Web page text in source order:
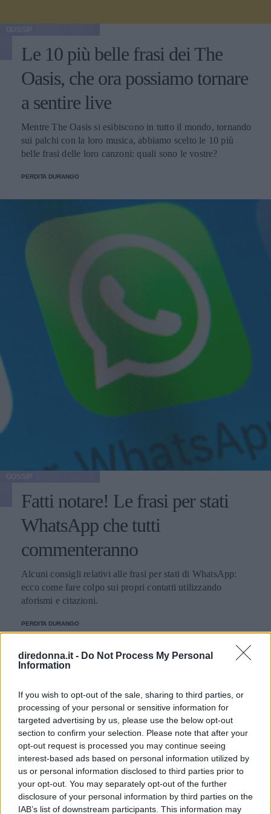
diredonna.it - Do Not Process My Personal
Information
If you wish to opt-out of the sale, sharing to third parties, or
processing of your personal or sensitive information for
targeted advertising by us, please use the below opt-out
section to confirm your selection. Please note that after your
opt-out request is processed you may continue seeing
interest-based ads based on personal information utilized by
us or personal information disclosed to third parties prior to
your opt-out. You may separately opt-out of the further
disclosure of your personal information by third parties on the
IAB’s list of downstream participants. This information may
Le 10 più belle frasi dei The
Oasis, che ora possiamo tornare
a sentire live
Mentre The Oasis si esibiscono in tutto il mondo, tornando
sui palchi con la loro musica, abbiamo scelto le 10 più
belle frasi delle loro canzoni: quali sono le vostre?
PERDITA DURANGO
Fatti notare! Le frasi per stati
WhatsApp che tutti
commenteranno
Alcuni consigli relativi alle frasi per stati di WhatsApp:
ecco come fare colpo sui propri contatti utilizzando
aforismi e citazioni.
PERDITA DURANGO